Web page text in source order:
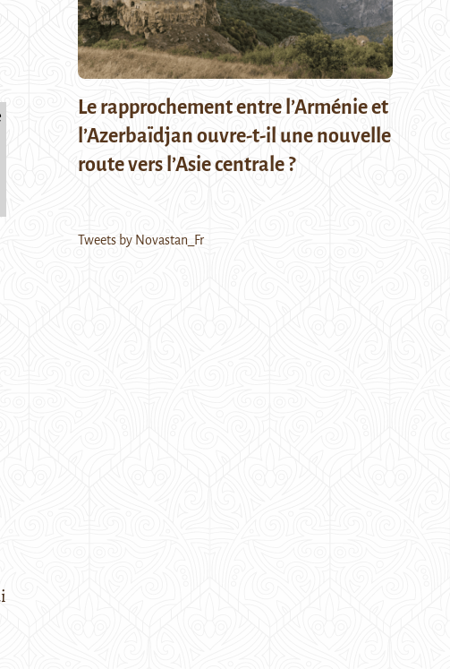
Le rapprochement entre l’Arménie et
l’Azerbaïdjan ouvre-t-il une nouvelle
route vers l’Asie centrale ?
Tweets by Novastan_Fr